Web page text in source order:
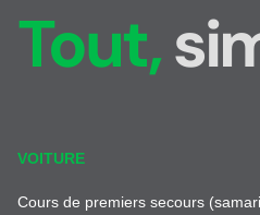
Tout,
VOITURE
Cours de premiers secours